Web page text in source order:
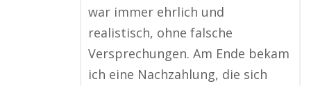
war immer ehrlich und
realistisch, ohne falsche
Versprechungen. Am Ende bekam
ich eine Nachzahlung, die sich